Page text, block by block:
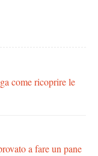
come ricoprire le
a fare un pane